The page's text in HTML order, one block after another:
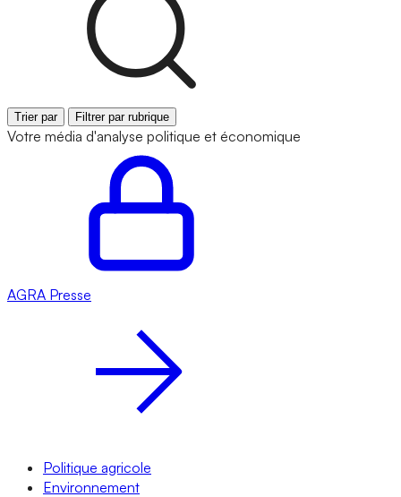
Trier par Filtrer par rubrique
Votre média d'analyse politique et économique
AGRA Presse
Politique agricole
Environnement